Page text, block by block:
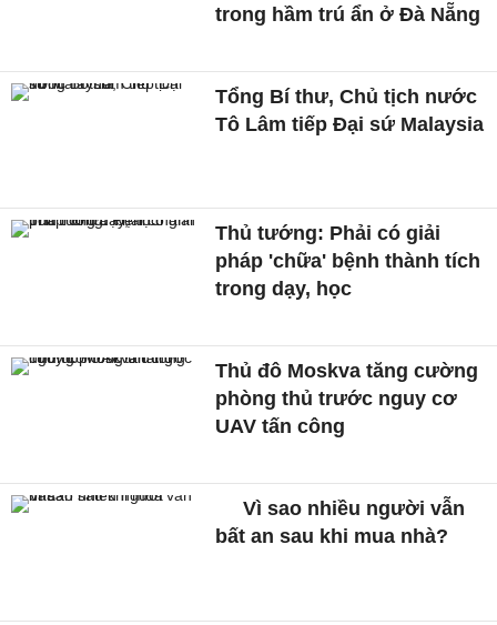
trong hầm trú ẩn ở Đà Nẵng
Tổng Bí thư, Chủ tịch nước
Tô Lâm tiếp Đại sứ Malaysia
Thủ tướng: Phải có giải
pháp 'chữa' bệnh thành tích
trong dạy, học
Thủ đô Moskva tăng cường
phòng thủ trước nguy cơ
UAV tấn công
Vì sao nhiều người vẫn
bất an sau khi mua nhà?